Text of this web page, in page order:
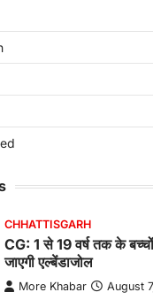
जशपुर जिले की 5 माह की मासूम…
CG: छिपली की दीदियों का
बनाने की दिशा में जिले के नगरी…
CHHATTISGARH
CG: 1 से 19 वर्ष तक के
जाएगी एल्बेंडाजोल
More Khabar August